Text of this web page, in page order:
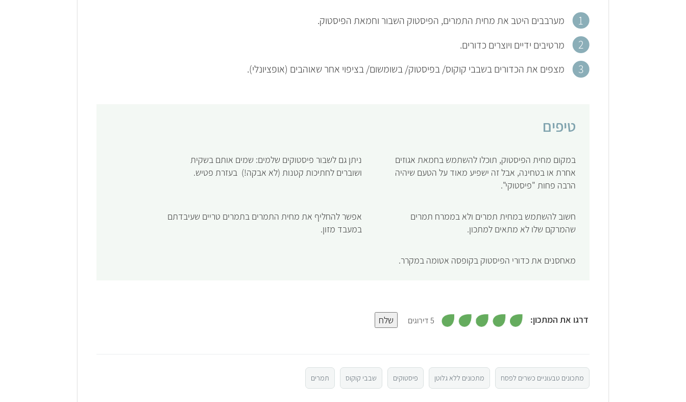
מערבבים היטב את מחית התמרים, הפיסטוק השבור וחמאת הפיסטוק.
מרטיבים ידיים ויוצרים כדורים.
מצפים את הכדורים בשבבי קוקוס/ בפיסטוק/ בשומשום/ בציפוי אחר שאוהבים (אופציונלי).
טיפים
במקום מחית הפיסטוק, תוכלו להשתמש בחמאת אגוזים
אחרת או בטחינה, אבל זה ישפיע מאוד על הטעם שיהיה
הרבה פחות "פיסטוקי".
ניתן גם לשבור פיסטוקים שלמים: שמים אותם בשקית
ושוברים לחתיכות קטנות (לא אבקה!) בעזרת פטיש.
חשוב להשתמש במחית תמרים ולא בממרח תמרים
שהמרקם שלו לא מתאים למתכון.
אפשר להחליף את מחית התמרים בתמרים טריים שעיבדתם
במעבד מזון.
מאחסנים את כדורי הפיסטוק בקופסה אטומה במקרר.
דרגו את המתכון:
3
5 דירוגים
ך
5
שלח
מתכונים טבעוניים כשרים לפסח מתכונים ללא גלוטן פיסטוקים שבבי קוקוס תמרים